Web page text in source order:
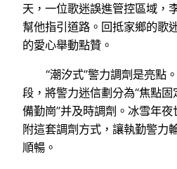
天，一位歌迷誤進管控區域，
幫他指引道路。回抵家鄉的歌
的愛心舉動點贊。
“潮汐式”警力調劑是亮點
段，將警力迷信劃分為“焦點固
備勤崗”并及時調劑。冰雪年
附這套調劑方式，讓執勤警力
順暢。